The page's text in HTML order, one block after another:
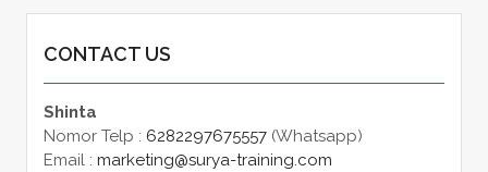
CONTACT US
Shinta
Nomor Telp : 6282297675557(Whatsapp)
Email : marketing@surya-training.com